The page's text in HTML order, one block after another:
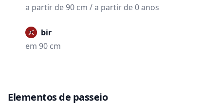
a partir de 90 cm / a partir de 0 anos
Proibir
em 90 cm
Elementos de passeio